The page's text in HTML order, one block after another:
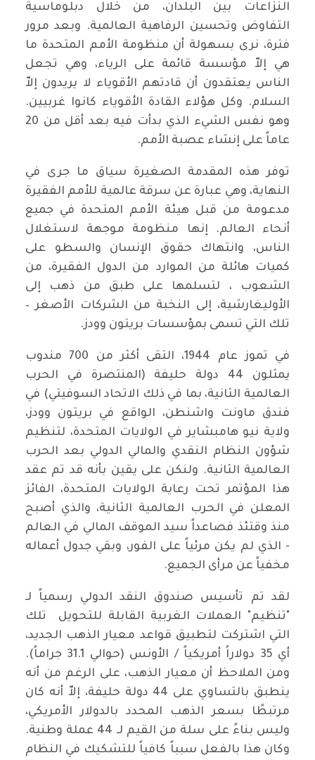
النزاعات بين البلدان، من خلال دبلوماسية
التفاوض وتحسين الرفاهية العالمية. وبعد مرور
فترة، نرى بسهولة أن منظومة الأمم المتحدة ما
هي إلاّ مؤسسة قائمة على الرياء، وهي تجعل
الناس يعتقدون أن قادتهم الأقوياء لا يريدون إلاّ
السلام. وكل هؤلاء القادة الأقوياء كانوا غربيين.
وهو نفس الشيء الذي بدأت فيه بعد أقل من 20
عاماً على إنشاء عصبة الأمم.
توفر هذه المقدمة الصغيرة سياق ما جرى في
النهاية، وهي عبارة عن سرقة عالمية للأمم الفقيرة
مدعومة من قبل هيئة الأمم المتحدة في جميع
أنحاء العالم. إنها منظومة موجهة لاستغلال
الناس، وانتهاك حقوق الإنسان والسطو على
كميات هائلة من الموارد من الدول الفقيرة، من
الشعوب ، لتسلمها على طبق من ذهب إلى
الأوليغارشية، إلى النخبة من الشركات الأصغر –
تلك التي تسمى بمؤسسات بريتون وودز.
في تموز عام 1944، التقى أكثر من 700 مندوب
يمثلون 44 دولة حليفة (المنتصرة في الحرب
العالمية الثانية، بما في ذلك الاتحاد السوفيتي) في
فندق ماونت واشنطن، الواقع في بريتون وودز،
ولاية نيو هامبشاير في الولايات المتحدة، لتنظيم
شؤون النظام النقدي والمالي الدولي بعد الحرب
العالمية الثانية. ولنكن على يقين بأنه قد تم عقد
هذا المؤتمر تحت رعاية الولايات المتحدة، الفائز
المعلن في الحرب العالمية الثانية، والذي أصبح
منذ وقتئذ فصاعداً سيد الموقف المالي في العالم
- الذي لم يكن مرئياً على الفور، وبقي جدول أعماله
مخفياً عن مرأى الجميع.
لقد تم تأسيس صندوق النقد الدولي رسمياً لـ
"تنظيم" العملات الغربية القابلة للتحويل تلك
التي اشتركت لتطبيق قواعد معيار الذهب الجديد،
أي 35 دولاراً أمريكياً / الأونس (حوالي 31.1 جراماً).
ومن الملاحظ أن معيار الذهب، على الرغم من أنه
ينطبق بالتساوي على 44 دولة حليفة، إلاّ أنه كان
مرتبطًا بسعر الذهب المحدد بالدولار الأمريكي،
وليس بناءً على سلة من القيم لـ 44 عملة وطنية.
وكان هذا بالفعل سبباً كافياً للتشكيك في النظام